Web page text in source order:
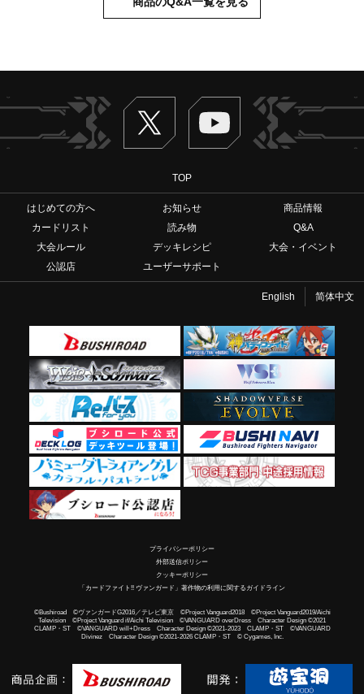
Twitter ヴァンガードch
TOP
はじめての方へ お知らせ
商品情報
カードリスト
読み物
Q&A
大会ルール
デッキレシピ
大会・イベント
公認店
ユーザーサポート
English 简体中文
プライバシーポリシー
外部送信ポリシー
クッキーポリシー
「カードファイト!! ヴァンガード」著作物の利用に関するガイドライン
©Bushiroad ©ヴァンガードG2016／テレビ東京 ©Project Vanguard2018 ©Project Vanguard2019/Aichi
Television ©Project Vanguard if/Aichi Television ©VANGUARD overDress Character Design ©2021
CLAMP・ST ©VANGUARD will+Dress Character Design ©2021-2023 CLAMP・ST ©VANGUARD
Divinez Character Design ©2021-2026 CLAMP・ST © Cygames, Inc.